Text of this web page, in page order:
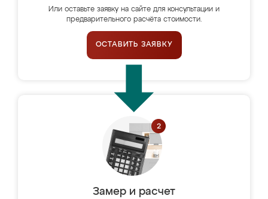
Или оставьте заявку на сайте для консультации и
предварительного расчёта стоимости.
ОСТАВИТЬ ЗАЯВКУ
Замер и расчет